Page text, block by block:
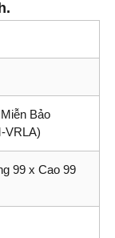
Bảo
VRLA)
99 x Cao 99